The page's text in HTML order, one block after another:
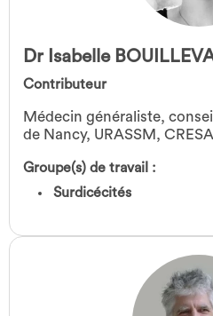
Dr Isabelle
Contributeur
Médecin généraliste,
de Nancy, URASSM,
Groupe(s) de travail :
Surdicécités